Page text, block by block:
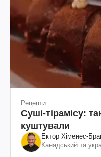
Рецепти
Суші-тірамісу:
куштували
Ектор Хіменес-
Канадський та